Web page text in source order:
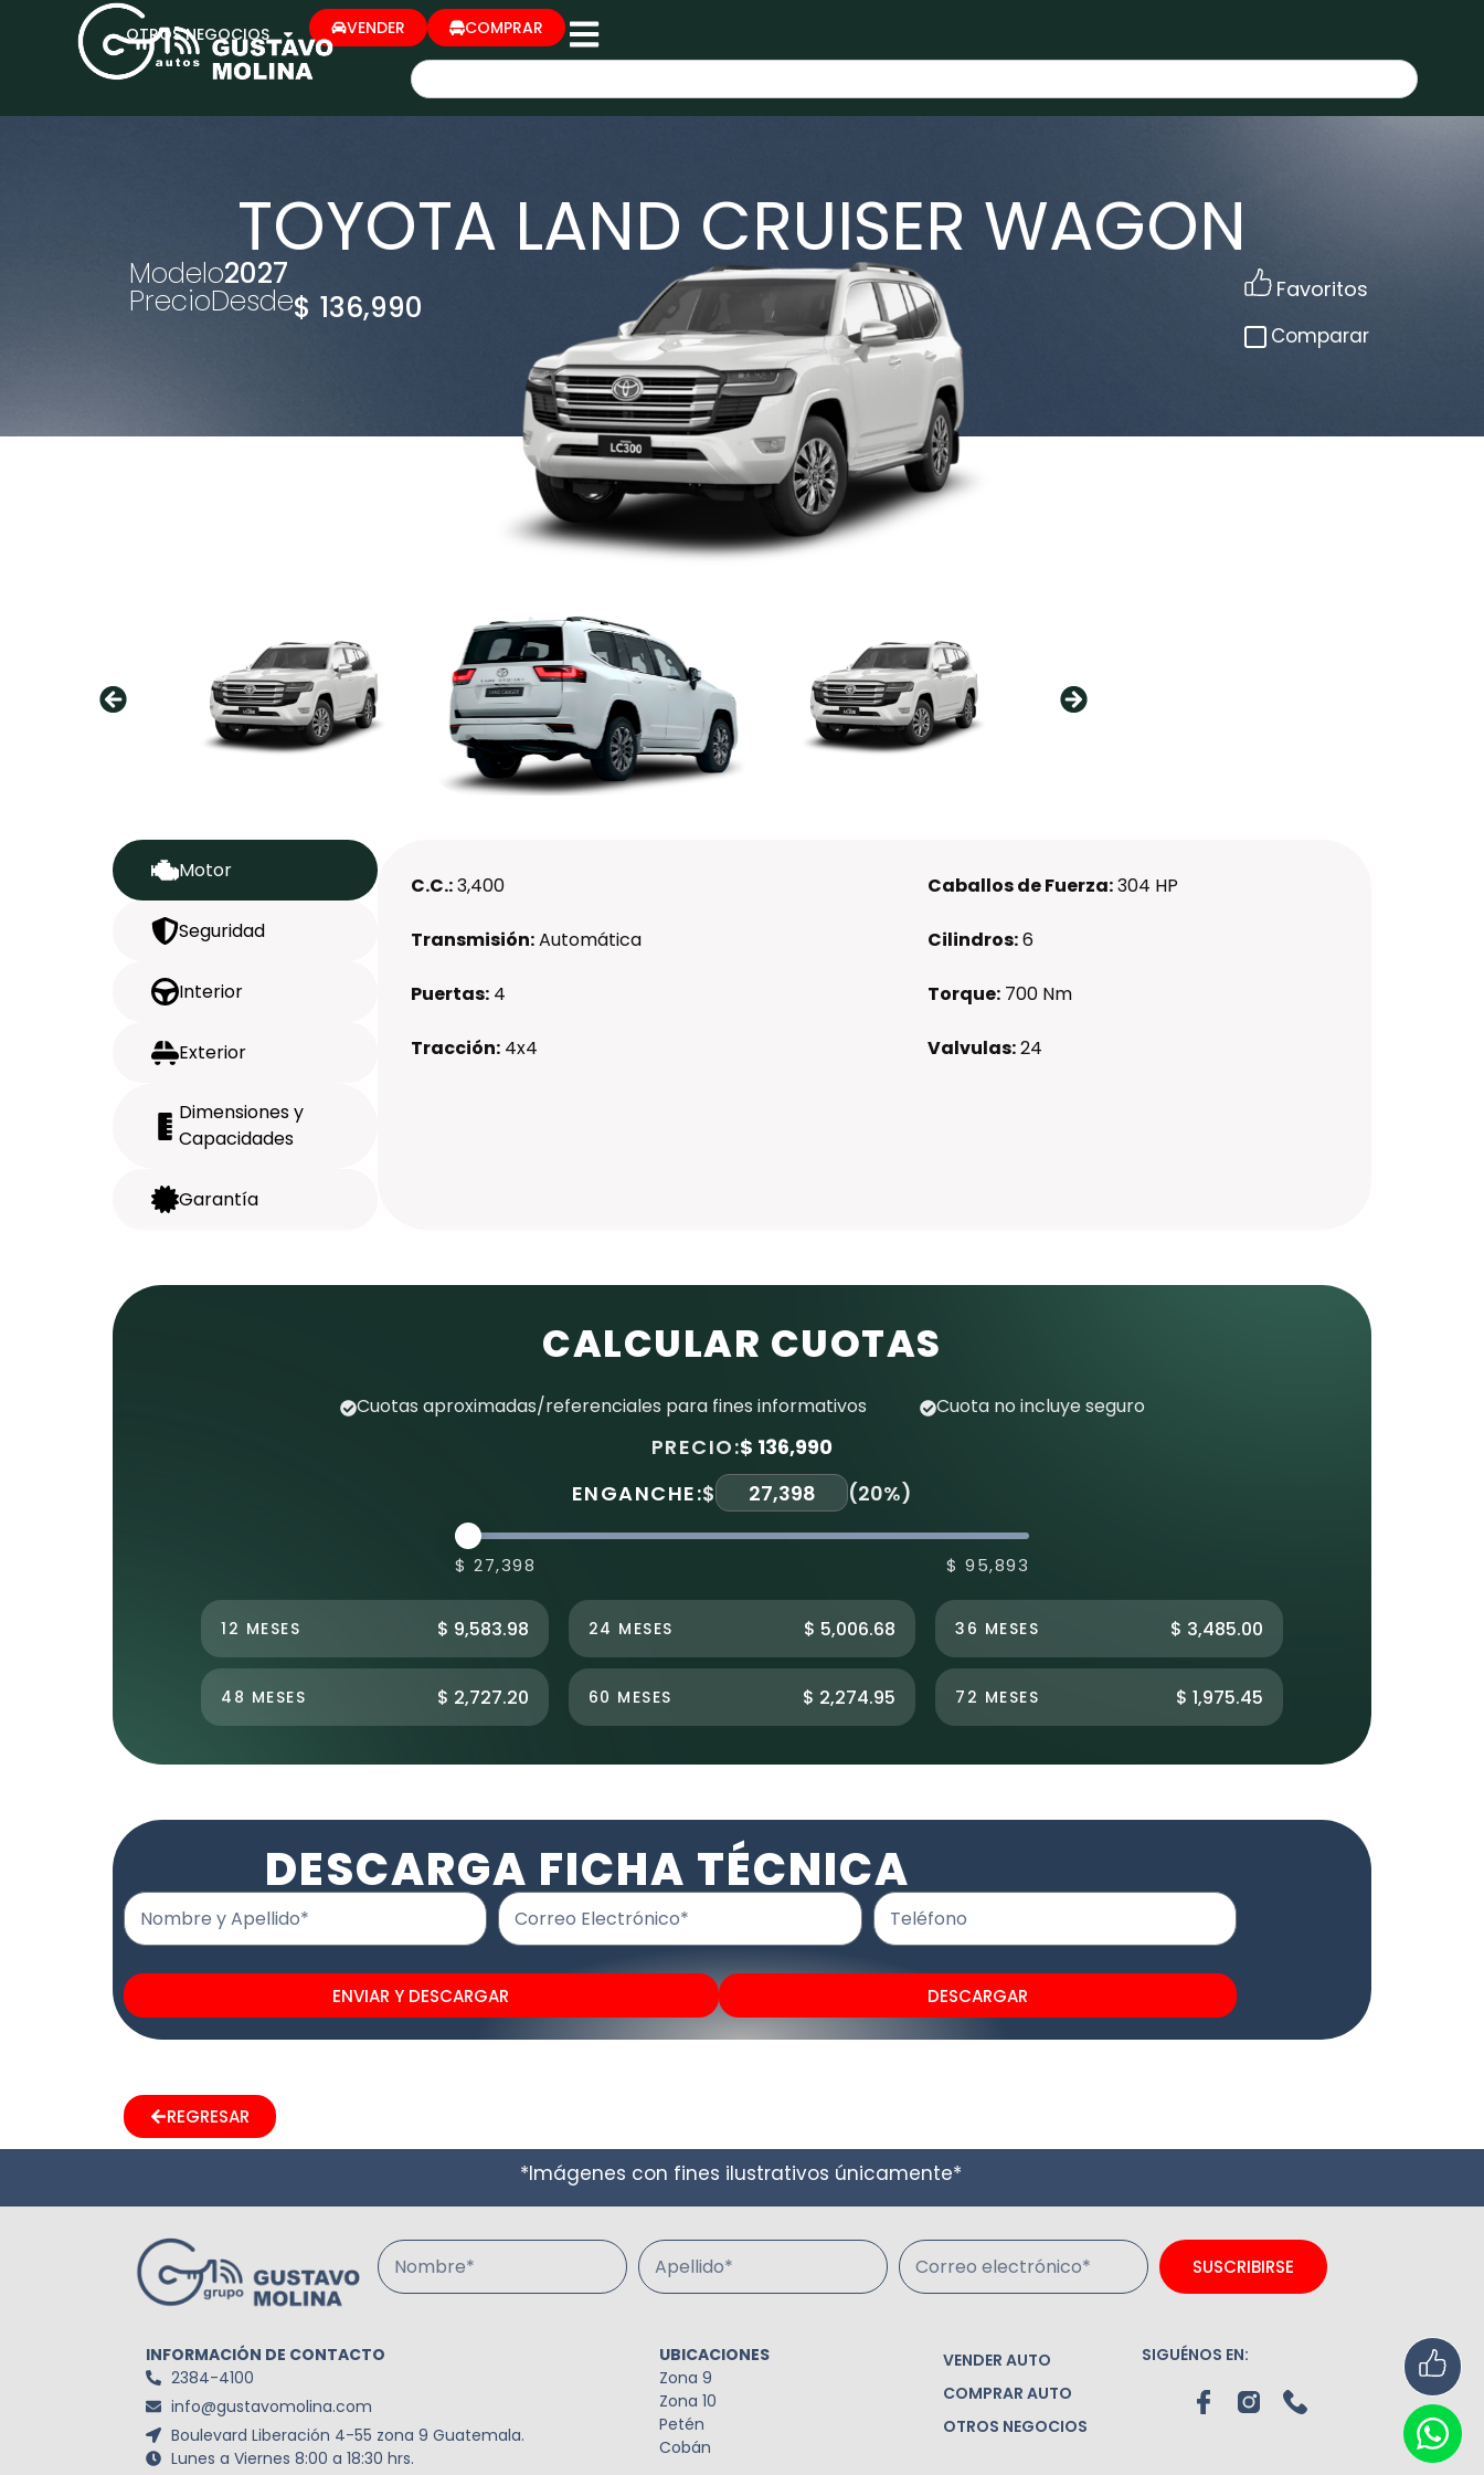
OTROS NEGOCIOS VENDER COMPRAR
TOYOTA LAND CRUISER WAGON
Modelo2027
PrecioDesde$ 136,990 Favoritos
Comparar
Motor
Seguridad
Interior
Exterior
Dimensiones y
Capacidades
Garantía
C.C.:3,400 Caballos de Fuerza:304 HP
Transmisión:Automática Cilindros:6
Puertas: 4 Torque: 700 Nm
Tracción: 4x4 Valvulas:24
CALCULAR CUOTAS
Cuotas aproximadas/referenciales para fines informativos Cuota no incluye seguro
PRECIO:$ 136,990
ENGANCHE:$ (20%)
$ 27,398 $ 95,893
12 MESES $ 9,583.98 24 MESES $ 5,006.68 36 MESES $ 3,485.00
48 MESES $ 2,727.20 60 MESES $ 2,274.95 72 MESES $ 1,975.45
DESCARGA FICHA TÉCNICA
Nombre y Apellido* Correo Electrónico* Teléfono
ENVIAR Y DESCARGAR DESCARGAR
REGRESAR
*Imágenes con fines ilustrativos únicamente*
Nombre* Apellido* Correo electrónico* SUSCRIBIRSE
INFORMACIÓN DE CONTACTO
2384-4100
info@gustavomolina.com
Boulevard Liberación 4-55 zona 9 Guatemala.
Lunes a Viernes 8:00 a 18:30 hrs.
UBICACIONES
Zona 9
Zona 10
Petén
Cobán
VENDER AUTO
COMPRAR AUTO
OTROS NEGOCIOS
SIGUÉNOS EN: